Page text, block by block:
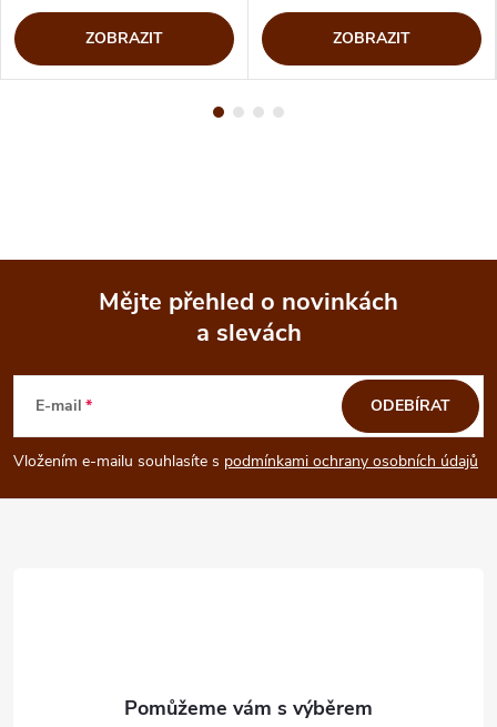
ZOBRAZIT ZOBRAZIT
p
Mějte přehled o novinkách
a slevách
E-mail
Vložením e-mailu souhlasíte s podmínkami ochrany osobních údajů
ODEBÍRAT